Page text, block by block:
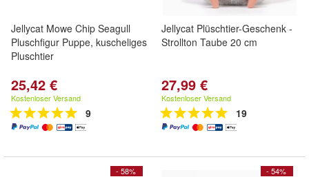
Jellycat Mowe Chip Seagull
Pluschfigur Puppe, kuscheliges
Pluschtier
25,42 €
Kostenloser Versand
9
Jellycat Plüschtier-Geschenk -
Strollton Taube 20 cm
27,99 €
Kostenloser Versand
19
- 58% - 54%